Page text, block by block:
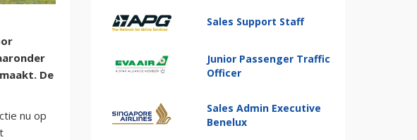
De
nu op
Sales Support Staff
Junior Passenger Traffic
Officer
Sales Admin Executive
Benelux